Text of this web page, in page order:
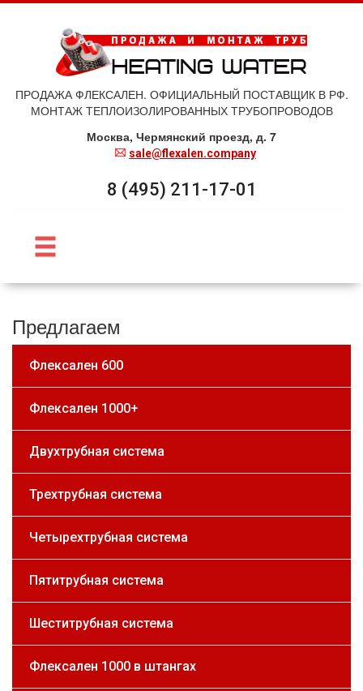
ПРОДАЖА ФЛЕКСАЛЕН. ОФИЦИАЛЬНЫЙ ПОСТАВЩИК В РФ.
МОНТАЖ ТЕПЛОИЗОЛИРОВАННЫХ ТРУБОПРОВОДОВ
Москва, Чермянский проезд, д. 7
sale@flexalen.company
8 (495) 211-17-01
Предлагаем
Флексален 600
Флексален 1000+
Двухтрубная система
Трехтрубная система
Четырехтрубная система
Пятитрубная система
Шеститрубная система
Флексален 1000 в штангах